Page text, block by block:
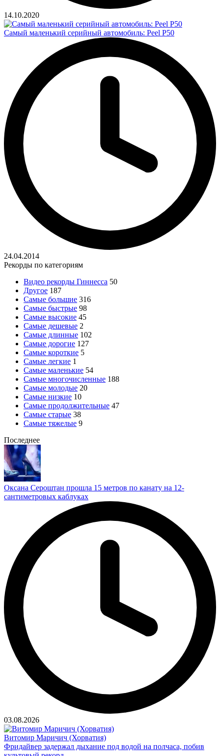
14.10.2020
Самый маленький серийный автомобиль: Peel P50
24.04.2014
Рекорды по категориям
Видео рекорды Гиннесса 50
Другое 187
Самые большие 316
Самые быстрые 98
Самые высокие 45
Самые дешевые 2
Самые длинные 102
Самые дорогие 127
Самые короткие 5
Самые легкие 1
Самые маленькие 54
Самые многочисленные 188
Самые молодые 20
Самые низкие 10
Самые продолжительные 47
Самые старые 38
Самые тяжелые 9
Последнее
Оксана Сероштан прошла 15 метров по канату на 12-
сантиметровых каблуках
03.08.2026
Витомир Маричич (Хорватия)
Фридайвер задержал дыхание под водой на полчаса, побив